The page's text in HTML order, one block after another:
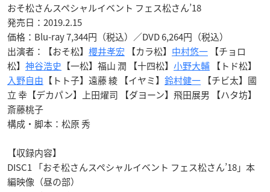
おそ松さんスペシャルイベント フェス松さん’18
発売日：2019.2.15
価格：Blu-ray 7,344円（税込）／DVD 6,264円（税込）
出演者：【おそ松】 櫻井孝宏 【カラ松】 中村悠一 【チョロ
松】 神谷浩史 【一松】福山 潤 【十四松】 小野大輔 【トド松】
入野自由 【トト子】遠藤 綾 【イヤミ】 鈴村健一 【チビ太】國
立 幸【デカパン】上田燿司 【ダヨーン】飛田展男 【ハタ坊】
斎藤桃子
構成・脚本：松原 秀
【収録内容】
DISC1 「おそ松さんスペシャルイベント フェス松さん’18」本
編映像（昼の部）